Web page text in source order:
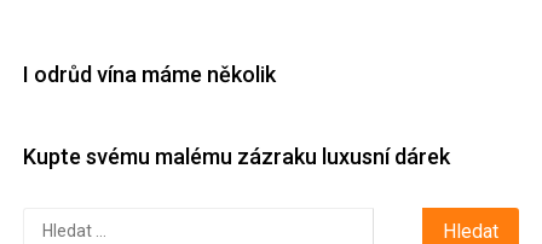
I odrůd vína máme několik
Kupte svému malému zázraku luxusní dárek
Vyhledávání